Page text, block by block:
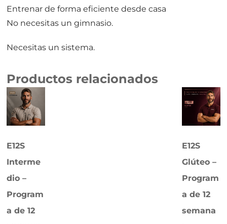
Entrenar de forma eficiente desde casa
No necesitas un gimnasio.
Necesitas un sistema.
Productos relacionados
E12S
Interme
dio –
Program
a de 12
E12S
Glúteo –
Program
a de 12
semana